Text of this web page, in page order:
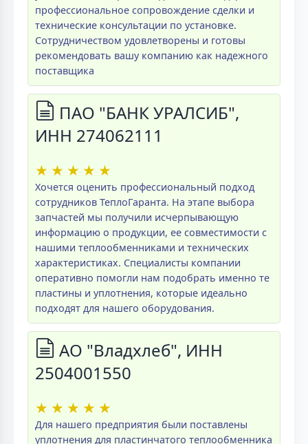
профессиональное сопровождение сделки и
технические консультации по установке.
Сотрудничеством удовлетворены и готовы
рекомендовать вашу компанию как надежного
поставщика
ПАО "БАНК УРАЛСИБ",
ИНН 274062111
★ ★ ★ ★ ★
Хочется оценить профессиональный подход
сотрудников ТеплоГаранта. На этапе выбора
запчастей мы получили исчерпывающую
информацию о продукции, ее совместимости с
нашими теплообменниками и технических
характеристиках. Специалисты компании
оперативно помогли нам подобрать именно те
пластины и уплотнения, которые идеально
подходят для нашего оборудования.
АО "Владхлеб", ИНН
2504001550
★ ★ ★ ★ ★
Для нашего предприятия были поставлены
уплотнения для пластинчатого теплообменника